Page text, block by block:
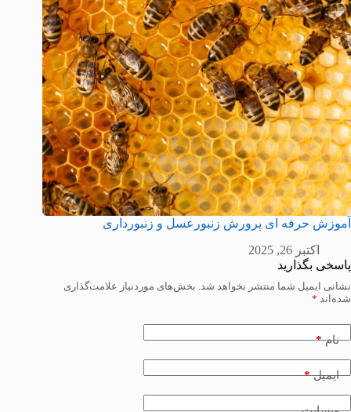
آموزش حرفه ای پرورش زنبورعسل و زنبورداری
اکتبر 26, 2025
پاسخی بگذارید
نشانی ایمیل شما منتشر نخواهد شد. بخش‌های موردنیاز علامت‌گذاری
شده‌اند *
نام*
ایمیل*